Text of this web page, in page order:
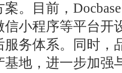
。目前，
信小程序等平台开
服务体系。同时，
基地，进一步加强